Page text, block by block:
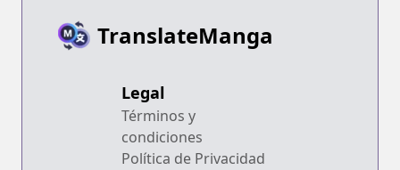
TranslateManga
Legal
Términos y
condiciones
Política de Privacidad